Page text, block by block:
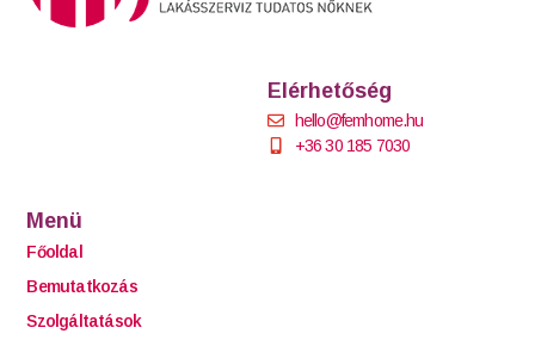
Elérhetőség
hello@femhome.hu
+36 30 185 7030
Menü
Főoldal
Bemutatkozás
Szolgáltatások